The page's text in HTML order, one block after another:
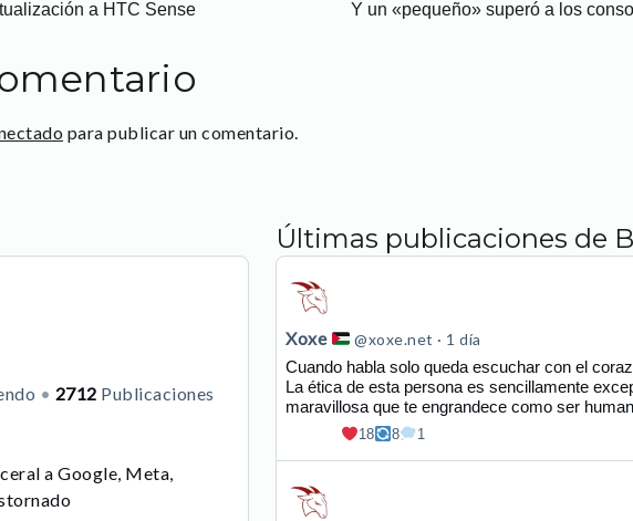
a HTC Sense Y un «pequeño» superó a los
para publicar un comentario.
2712 Publicaciones
a Google, Meta,
Últimas publicaciones de
Ver
publicación
de
Xoxe
en
Bluesky
Xoxe @xoxe.net
1 día
Cuando habla solo queda escuchar con el
La ética de esta persona es sencillamente
maravillosa que te engrandece como ser
18 8 1
Ver
publicación